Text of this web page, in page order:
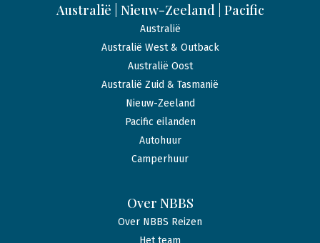
Australië | Nieuw-Zeeland | Pacific
Australië
Australië West & Outback
Australië Oost
Australië Zuid & Tasmanië
Nieuw-Zeeland
Pacific eilanden
Autohuur
Camperhuur
Over NBBS
Over NBBS Reizen